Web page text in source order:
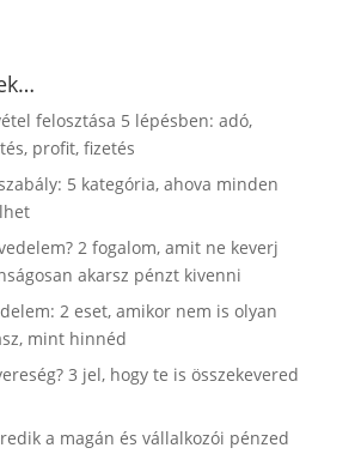
felosztása 5 lépésben: adó,
profit, fizetés
5 kategória, ahova minden
2 fogalom, amit ne keverj
akarsz pénzt kivenni
2 eset, amikor nem is olyan
mint hinnéd
3 jel, hogy te is összekevered
a magán és vállalkozói pénzed